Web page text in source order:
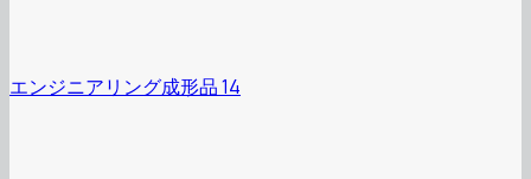
エンジニアリング成形品 14